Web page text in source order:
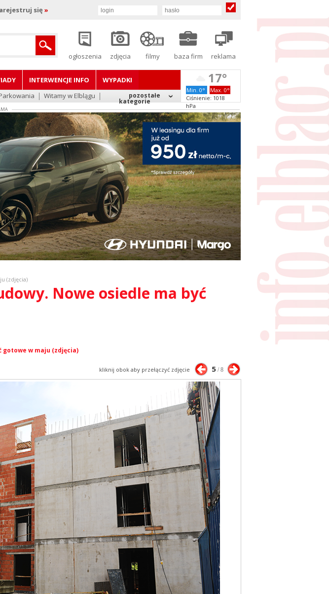
się »
ogłoszenia zdjęcia filmy baza firm reklama
INTERWENCJE INFO
WYPADKI
Witamy w Elblągu pozostałe
kategorie
17°
Min. 0°
Max. 0°
Ciśnienie: 1018
hPa
(zdjęcia)
Nowe osiedle ma być
gotowe w maju (zdjęcia)
kliknij obok aby przełączyć zdjęcie 5/ 8